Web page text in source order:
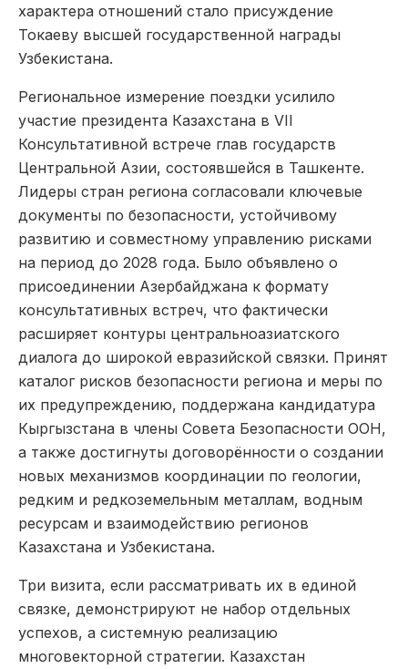
характера отношений стало присуждение
Токаеву высшей государственной награды
Узбекистана.
Региональное измерение поездки усилило
участие президента Казахстана в VII
Консультативной встрече глав государств
Центральной Азии, состоявшейся в Ташкенте.
Лидеры стран региона согласовали ключевые
документы по безопасности, устойчивому
развитию и совместному управлению рисками
на период до 2028 года. Было объявлено о
присоединении Азербайджана к формату
консультативных встреч, что фактически
расширяет контуры центральноазиатского
диалога до широкой евразийской связки. Принят
каталог рисков безопасности региона и меры по
их предупреждению, поддержана кандидатура
Кыргызстана в члены Совета Безопасности ООН,
а также достигнуты договорённости о создании
новых механизмов координации по геологии,
редким и редкоземельным металлам, водным
ресурсам и взаимодействию регионов
Казахстана и Узбекистана.
Три визита, если рассматривать их в единой
связке, демонстрируют не набор отдельных
успехов, а системную реализацию
многовекторной стратегии. Казахстан